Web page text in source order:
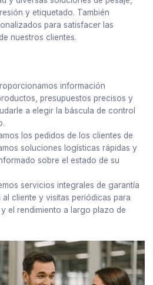
y etiquetado. También
para satisfacer las
nuestros clientes.
información
presupuestos precisos y
a elegir la báscula de control
los pedidos de los clientes de
soluciones logísticas rápidas y
sobre el estado de su
servicios integrales de garantía
cliente y visitas periódicas para
el rendimiento a largo plazo de